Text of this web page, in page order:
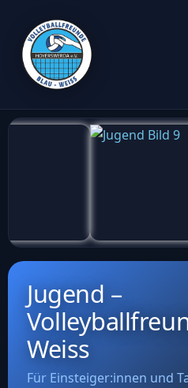
Jugend –
Weiss
Für Einsteiger:innen und